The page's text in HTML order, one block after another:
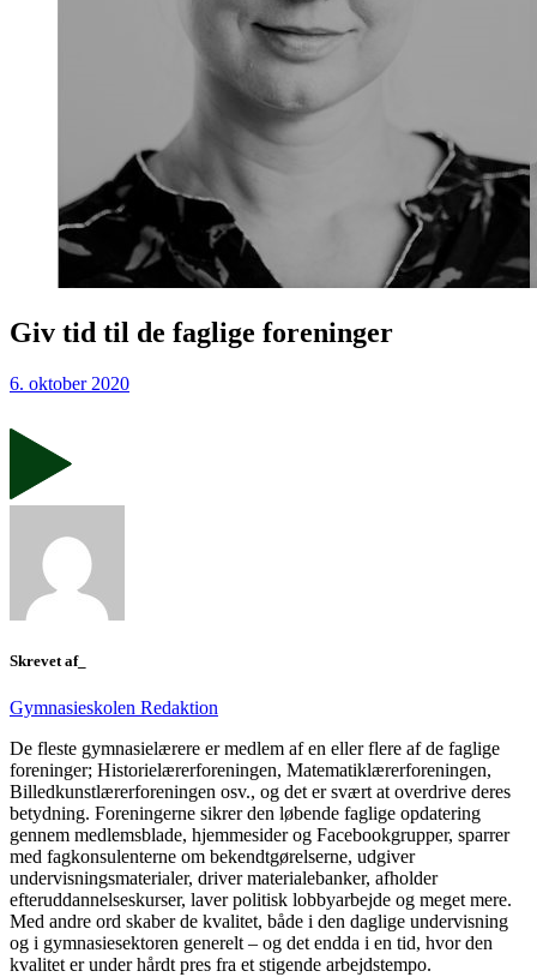
Giv tid til de faglige foreninger
6. oktober 2020
Skrevet af_
Gymnasieskolen Redaktion
De fleste gymnasielærere er medlem af en eller flere af de faglige
foreninger; Historielærerforeningen, Matematiklærerforeningen,
Billedkunstlærerforeningen osv., og det er svært at overdrive deres
betydning. Foreningerne sikrer den løbende faglige opdatering
gennem medlemsblade, hjemmesider og Facebookgrupper, sparrer
med fagkonsulenterne om bekendtgørelserne, udgiver
undervisningsmaterialer, driver materialebanker, afholder
efteruddannelseskurser, laver politisk lobbyarbejde og meget mere.
Med andre ord skaber de kvalitet, både i den daglige undervisning
og i gymnasiesektoren generelt – og det endda i en tid, hvor den
kvalitet er under hårdt pres fra et stigende arbejdstempo.